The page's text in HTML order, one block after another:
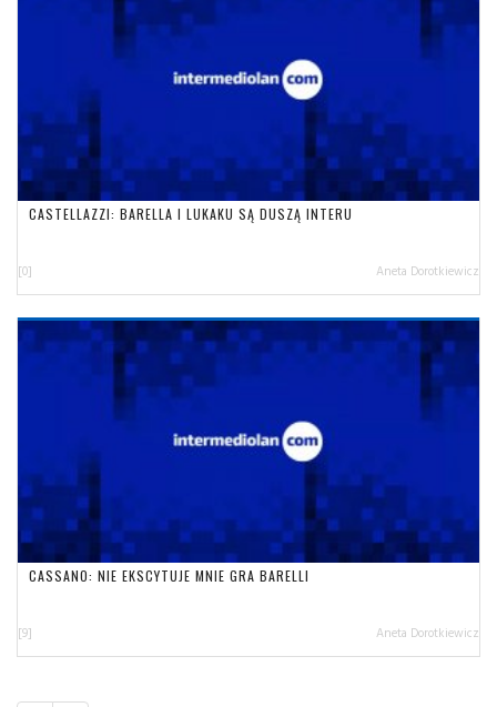
CASTELLAZZI: BARELLA I LUKAKU SĄ DUSZĄ INTERU
[0] Aneta Dorotkiewicz
CASSANO: NIE EKSCYTUJE MNIE GRA BARELLI
[9] Aneta Dorotkiewicz